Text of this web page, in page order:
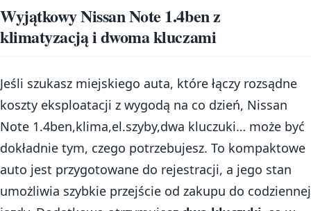
Wyjątkowy Nissan Note 1.4ben z
klimatyzacją i dwoma kluczami
Jeśli szukasz miejskiego auta, które łączy rozsądne
koszty eksploatacji z wygodą na co dzień, Nissan
Note 1.4ben,klima,el.szyby,dwa kluczuki… może być
dokładnie tym, czego potrzebujesz. To kompaktowe
auto jest przygotowane do rejestracji, a jego stan
umożliwia szybkie przejście od zakupu do codziennej